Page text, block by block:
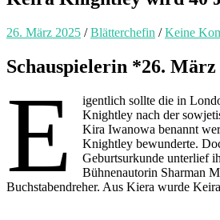
26. März 2025 /Blätterchefin /Keine
Schauspielerin *26. März
E
igentlich sollte die in
Knightley nach der
Kira Iwanowa benannt
Knightley bewunderte.
Geburtsurkunde unterlief
Bühnenautorin Sharman
Buchstabendreher. Aus Kiera wurde